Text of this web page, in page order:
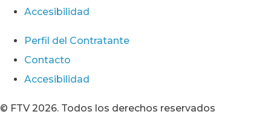
Accesibilidad
Perfil del Contratante
Contacto
Accesibilidad
© FTV 2026. Todos los derechos reservados